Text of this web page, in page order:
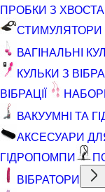
ПРОБКИ З
СТИМУЛЯТОРИ
ВАГІНАЛЬНІ
КУЛЬКИ З
ВІБРАЦІЇ
ВАКУУМНІ ТА
АКСЕСУАРИ
ГІДРОПОМПИ
ВІБРАТОРИ